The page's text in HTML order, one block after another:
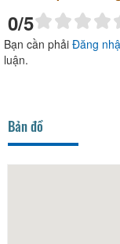
0/5
Bạn cần phải Đăng
luận.
Bản đồ